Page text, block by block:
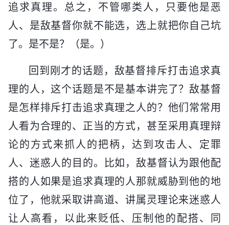
追求真理。总之，不管哪类人，只要他是恶
人、是敌基督你就不能选，选上就把你自己坑
了。是不是？（是。）
回到刚才的话题，敌基督排斥打击追求真
理的人，这个话题是不是基本讲完了？敌基督
是怎样排斥打击追求真理之人的？他们常常用
人看为合理的、正当的方式，甚至采用真理辩
论的方式来抓人的把柄，达到攻击人、定罪
人、迷惑人的目的。比如，敌基督认为跟他配
搭的人如果是追求真理的人那就威胁到他的地
位了，他就采取讲高道、讲属灵理论来迷惑人
让人高看，以此来贬低、压制他的配搭、同